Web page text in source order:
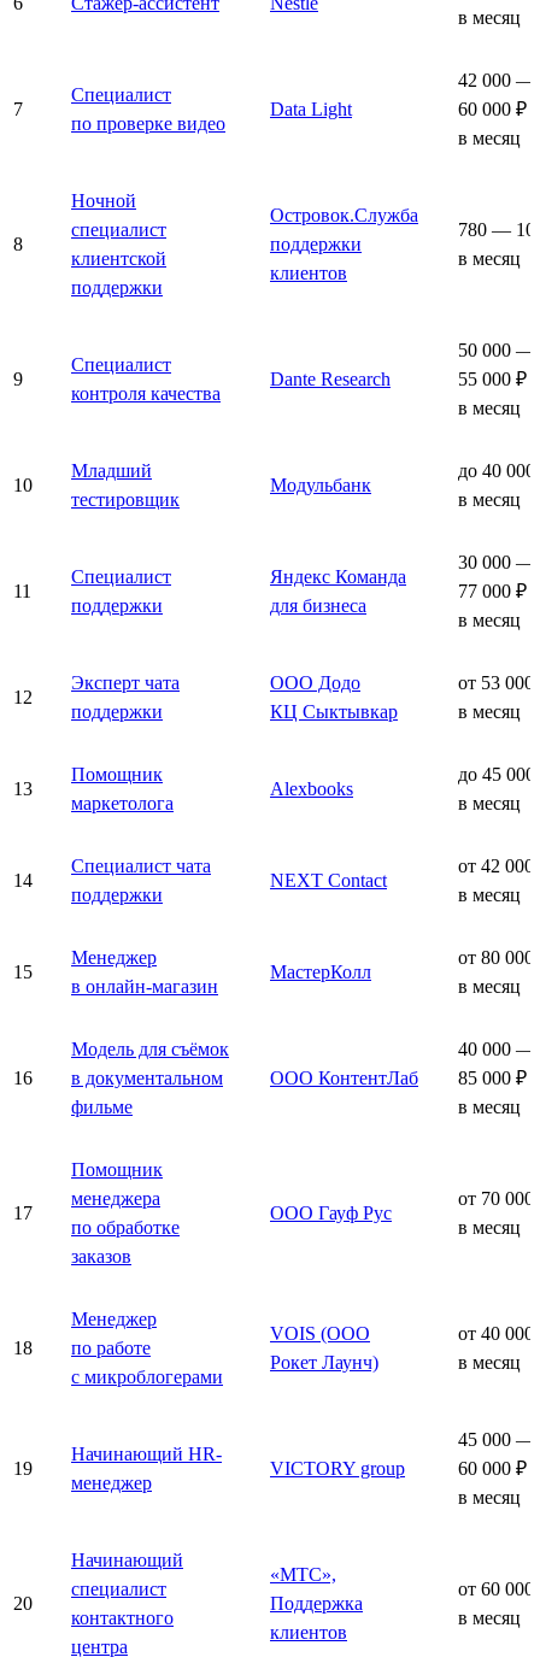
в месяц
7
Специалист
по проверке видео
Data Light
42 000 —
60 000 ₽
в месяц
8
Ночной
специалист
клиентской
поддержки
Островок.Служба
поддержки
клиентов
780 —
в месяц
9
Специалист
контроля качества
Dante Research
50 000 —
55 000 ₽
в месяц
10
Младший
тестировщик
Модульбанк
до 40 000
в месяц
11
Специалист
поддержки
Яндекс Команда
для бизнеса
30 000 —
77 000 ₽
в месяц
12
Эксперт чата
поддержки
ООО Додо
КЦ Сыктывкар
от 53 000
в месяц
13
Помощник
маркетолога
Alexbooks
до 45 000
в месяц
14
Специалист чата
поддержки
NEXT Contact
от 42 000
в месяц
15
Менеджер
в онлайн-магазин
МастерКолл
от 80 000
в месяц
16
Модель для съёмок
в документальном
фильме
ООО КонтентЛаб
40 000 —
85 000 ₽
в месяц
17
Помощник
менеджера
по обработке
заказов
ООО Гауф Рус
от 70 000
в месяц
18
Менеджер
по работе
с микроблогерами
VOIS (ООО
Рокет Лаунч)
от 40 000
в месяц
19
Начинающий HR-
менеджер
VICTORY group
45 000 —
60 000 ₽
в месяц
20
Начинающий
специалист
контактного
центра
«МТС»,
Поддержка
клиентов
от 60 000
в месяц